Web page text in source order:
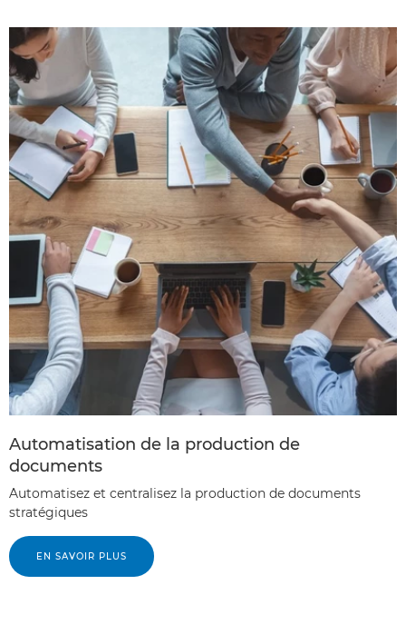
Automatisation de la production de
documents
Automatisez et centralisez la production de documents
stratégiques
EN SAVOIR PLUS